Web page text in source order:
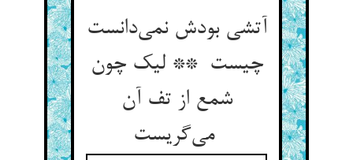
آتشی بودش نمی‌دانست
چیست ** لیک چون
شمع از تف آن
می‌گریست